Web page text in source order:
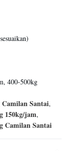
400-500kg
Santai,
150kg/jam,
Camilan Santai